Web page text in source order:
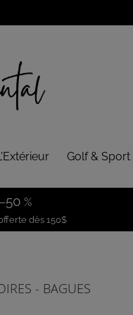
Golf & Sport
50 %
dès 150$
- BAGUES